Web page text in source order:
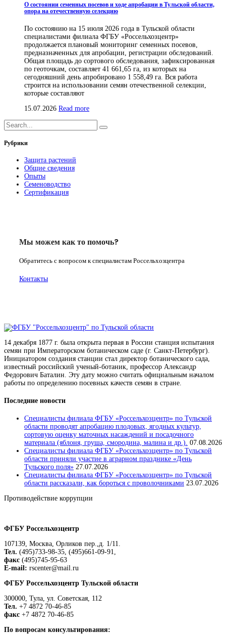
О состоянии семенных посевов и ходе апробации в Тульской области,
опора на отечественную селекцию
По состоянию на 15 июля 2026 года в Тульской области
специалистами филиала ФГБУ «Россельхозцентр»
продолжается плановый мониторинг семенных посевов,
предназначенных для апробации, регистрации обследований.
Общая площадь до сортового обследования, зафиксированная
по геоточкам, составляет 41 661,65 га, из которых на
сегодняшний день апробировано 1 558,49 га. Вся работа
строится на использовании семян отечественной селекции,
которые составляют
15.07.2026 Read more
Рубрики
Защита растений
Общие сведения
Опыты
Семеноводство
Сертификация
Мы можем как то помочь?
Обратитесь с вопросом к специалистам Россельхозцентра
Контакты
14 декабря 1877 г. была открыта первая в России станция испытания
семян при Императорском ботаническом саде (г. Санкт-Петербург).
Инициатором создания станции стал директор ботанического сада,
известный российский ученый-ботаник, профессор Александр
Федорович Баталин. Эту дату можно считать официальным началом
работы по определению посевных качеств семян в стране.
Последние новости
Специалисты филиала ФГБУ «Россельхозцентр» по Тульской
области проводят апробацию плодовых, ягодных культур,
сортовую оценку маточных насаждений и посадочного
материала (яблоня, груша, смородина, малина и др.). 07.08.2026
Специалисты филиала ФГБУ «Россельхозцентр» по Тульской
области приняли участие в аграрном празднике «День
Тульского поля» 27.07.2026
Специалисты филиала ФГБУ «Россельхозцентр» по Тульской
области рассказали, как бороться с проволочниками 23.07.2026
Противодействие коррупции
ФГБУ Россельхозцентр
107139, Москва, Орликов пер.,д. 1/11.
Тел. (495)733-98-35, (495)661-09-91,
факс (495)745-95-63
E-mail: rscenter@mail.ru
ФГБУ Россельхозцентр Тульской области
300000, Тула, ул. Советская, 112
Тел. +7 4872 70-46-85
факс +7 4872 70-46-85
По вопросам консультирования: